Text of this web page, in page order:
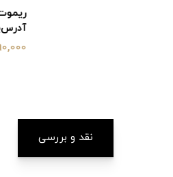
ریموت کنترلر و کلید
آدرس‌پذیر آفتابی،
نقد و بررسی